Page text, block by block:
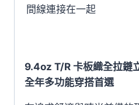
間線連接在一起
9.4oz T/R 卡板織全拉鏈
全年多功能穿搭首選